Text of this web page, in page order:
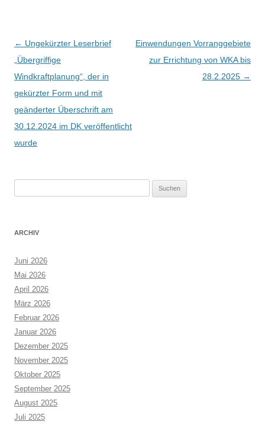
Beitrags-
Navigation
← Ungekürzter Leserbrief
„Übergriffige
Windkraftplanung“, der in
gekürzter Form und mit
geänderter Überschrift am
30.12.2024 im DK veröffentlicht
wurde
Einwendungen Vorranggebiete
zur Errichtung von WKA bis
28.2.2025 →
ARCHIV
Juni 2026
Mai 2026
April 2026
März 2026
Februar 2026
Januar 2026
Dezember 2025
November 2025
Oktober 2025
September 2025
August 2025
Juli 2025